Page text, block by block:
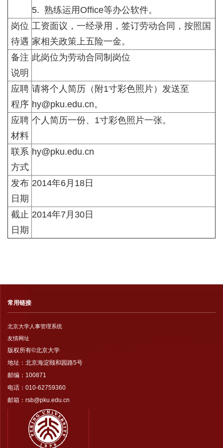
5. 熟练运用Office等办公软件。
岗位
待遇
工资面议，一经录用，签订劳动合同，按照国
家相关政策上五险一金。
备注
说明
此岗位为劳动合同制岗位
应聘
程序
请将个人简历（附1寸彩色照片）发送至
hy@pku.edu.cn。
应聘
材料
个人简历一份、1寸彩色照片一张。
联系
方式
hy@pku.edu.cn
发布
日期
2014年6月18日
截止
日期
2014年7月30日
常用链接
北京大学人事管理系统
友情网址
版权所有©北京大学
地址：北京海淀颐和园路5号
邮编：100871
电话：010-62759360
邮箱：rsb@pku.edu.cn